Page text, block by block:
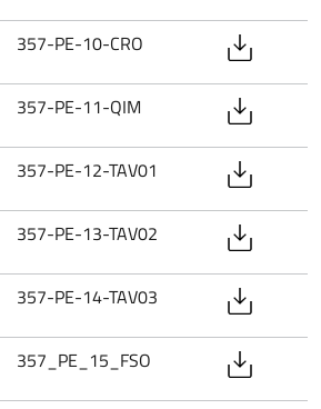
357-PE-10-CRO
357-PE-11-QIM
357-PE-12-TAV01
357-PE-13-TAV02
357-PE-14-TAV03
357_PE_15_FSO